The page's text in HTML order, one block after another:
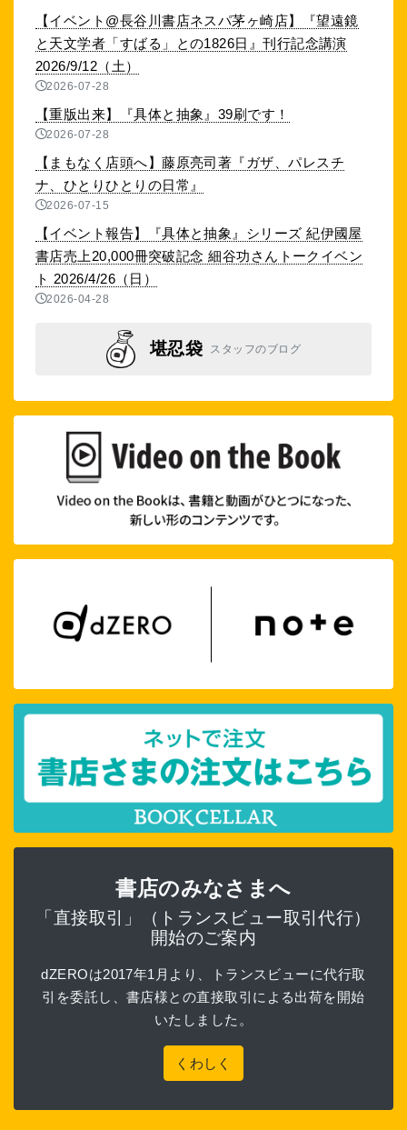
【イベント@長谷川書店ネスパ茅ヶ崎店】『望遠鏡
と天文学者「すばる」との1826日』刊行記念講演
2026/9/12（土）
2026-07-28
【重版出来】『具体と抽象』39刷です！
2026-07-28
【まもなく店頭へ】藤原亮司著『ガザ、パレスチ
ナ、ひとりひとりの日常』
2026-07-15
【イベント報告】『具体と抽象』シリーズ 紀伊國屋
書店売上20,000冊突破記念 細谷功さんトークイベン
ト 2026/4/26（日）
2026-04-28
堪忍袋 スタッフのブログ
書店のみなさまへ
「直接取引」（トランスビュー取引代行）
開始のご案内
dZEROは2017年1月より、トランスビューに代行取
引を委託し、書店様との直接取引による出荷を開始
いたしました。
くわしく